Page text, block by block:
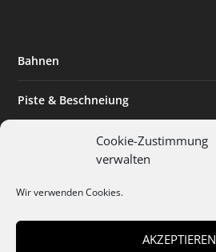
Cookie-Zustimmung
verwalten
Wir verwenden Cookies.
AKZEPTIEREN
Bahnen
Piste & Beschneiung
Expertise & Technik